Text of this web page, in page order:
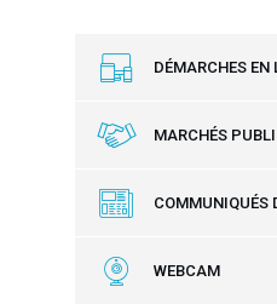
DÉMARCHES EN
MARCHÉS
COMMUNIQUÉS
WEBCAM